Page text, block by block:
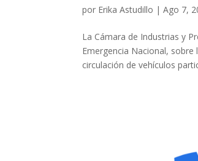
por Erika Astudillo |Ago 7,
La Cámara de Industrias y
Emergencia Nacional,
circulación de vehículos